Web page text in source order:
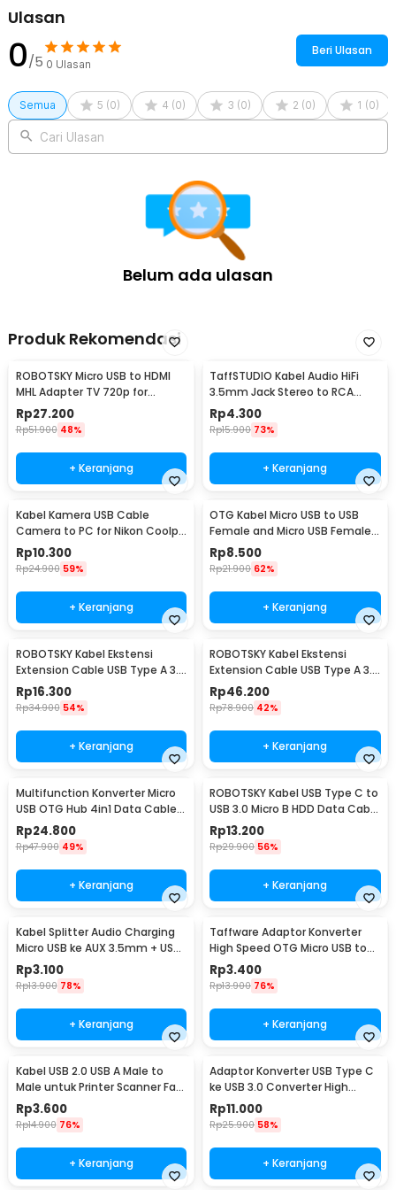
1 x BUBM Tas Gadget Organizer HDD 2.5 Inch - QSD-
MYB(ORIGINAL)
Ulasan
0/5 0 Ulasan
Beri Ulasan
Semua 5 (0) 4 (0) 3 (0) 2 (0) 1 (0)
Cari Ulasan
Belum ada ulasan
Produk Rekomendasi
ROBOTSKY Micro USB to HDMI
MHL Adapter TV 720p for
Smartphone - S2
Rp27.200
Rp51.900 48%
+ Keranjang
TaffSTUDIO Kabel Audio HiFi
3.5mm Jack Stereo to RCA
Male AUX TPE A 1M - S-PC-521
Rp4.300
Rp15.900 73%
+ Keranjang
Kabel Kamera USB Cable
Camera to PC for Nikon Coolpix
1.5 M - UC-E6
Rp10.300
Rp24.900 59%
+ Keranjang
OTG Kabel Micro USB to USB
Female and Micro USB Female
18cm - A-UOY-02
Rp8.500
Rp21.900 62%
+ Keranjang
ROBOTSKY Kabel Ekstensi
Extension Cable USB Type A 3.0
Male ke Female 1.5M - A27
Rp16.300
Rp34.900 54%
+ Keranjang
ROBOTSKY Kabel Ekstensi
Extension Cable USB Type A 3.0
Male ke Female 5M - A27
Rp46.200
Rp78.900 42%
+ Keranjang
Multifunction Konverter Micro
USB OTG Hub 4in1 Data Cable
& Charge 3 Port - M3H4
Rp24.800
Rp47.900 49%
+ Keranjang
ROBOTSKY Kabel USB Type C to
USB 3.0 Micro B HDD Data Cable
1M - SGC10
Rp13.200
Rp29.900 56%
+ Keranjang
Kabel Splitter Audio Charging
Micro USB ke AUX 3.5mm + USB
Male 50cm - V835
Rp3.100
Rp13.900 78%
+ Keranjang
Taffware Adaptor Konverter
High Speed OTG Micro USB to
USB Type C 3.1 - US189
Rp3.400
Rp13.900 76%
+ Keranjang
Kabel USB 2.0 USB A Male to
Male untuk Printer Scanner Fax
TPE 1M
Rp3.600
Rp14.900 76%
+ Keranjang
Adaptor Konverter USB Type C
ke USB 3.0 Converter High
Speed 5Gbps - AG975
Rp11.000
Rp25.900 58%
+ Keranjang